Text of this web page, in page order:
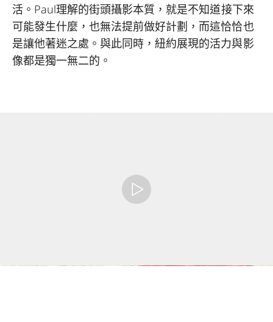
活。Paul理解的街頭攝影本質，就是不知道接下來
可能發生什麼，也無法提前做好計劃，而這恰恰也
是讓他著迷之處。與此同時，紐約展現的活力與影
像都是獨一無二的。